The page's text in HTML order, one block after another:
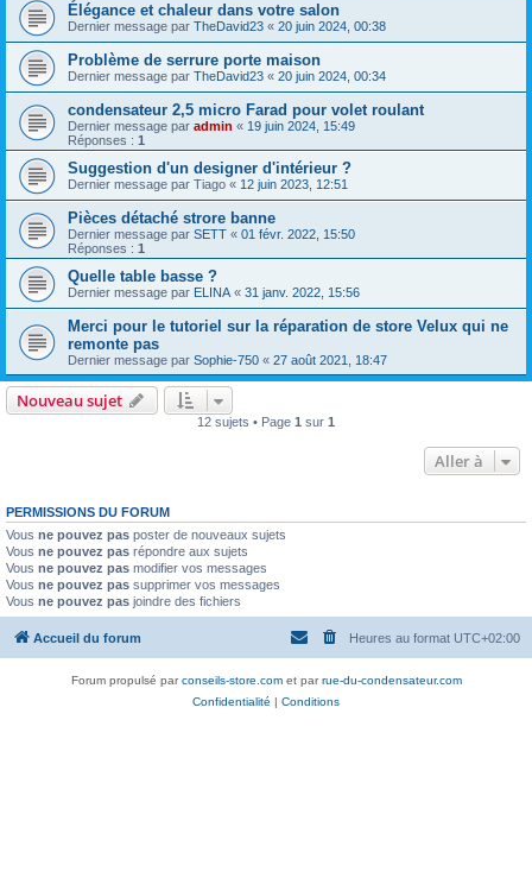
Élégance et chaleur dans votre salon
Dernier message par TheDavid23 « 20 juin 2024, 00:38
Problème de serrure porte maison
Dernier message par TheDavid23 « 20 juin 2024, 00:34
condensateur 2,5 micro Farad pour volet roulant
Dernier message par admin « 19 juin 2024, 15:49
Réponses : 1
Suggestion d'un designer d'intérieur ?
Dernier message par Tiago « 12 juin 2023, 12:51
Pièces détaché strore banne
Dernier message par SETT « 01 févr. 2022, 15:50
Réponses : 1
Quelle table basse ?
Dernier message par ELINA « 31 janv. 2022, 15:56
Merci pour le tutoriel sur la réparation de store Velux qui ne
remonte pas
Dernier message par Sophie-750 « 27 août 2021, 18:47
Nouveau sujet
12 sujets • Page 1 sur 1
Aller à
PERMISSIONS DU FORUM
Vous ne pouvez pas poster de nouveaux sujets
Vous ne pouvez pas répondre aux sujets
Vous ne pouvez pas modifier vos messages
Vous ne pouvez pas supprimer vos messages
Vous ne pouvez pas joindre des fichiers
Accueil du forum Heures au format UTC+02:00
Forum propulsé parconseils-store.comet parrue-du-condensateur.com
Confidentialité | Conditions